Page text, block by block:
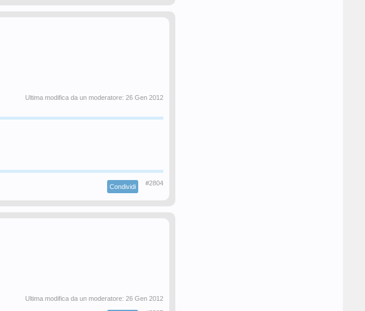
Ultima modifica da un moderatore: 26 Gen 2012
Condividi #2804
Ultima modifica da un moderatore: 26 Gen 2012